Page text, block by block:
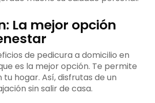
La mejor opción
de pedicura a domicilio en
es la mejor opción. Te permite
tu hogar. Así, disfrutas de un
sin salir de casa.